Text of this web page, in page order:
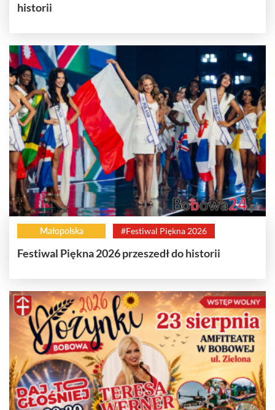
historii
Małopolska #Festiwal Piękna 2026
Festiwal Piękna 2026 przeszedł do historii